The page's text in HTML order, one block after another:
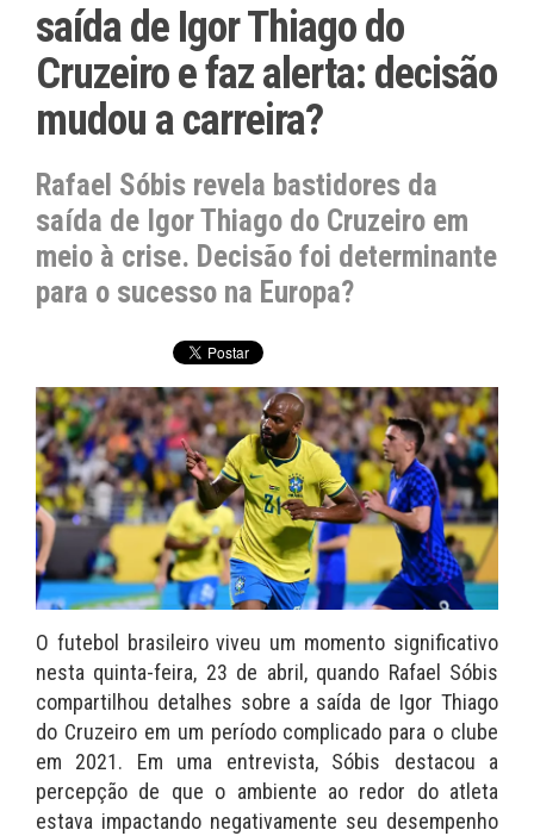
saída de Igor Thiago do
Cruzeiro e faz alerta: decisão
mudou a carreira?
Rafael Sóbis revela bastidores da
saída de Igor Thiago do Cruzeiro em
meio à crise. Decisão foi determinante
para o sucesso na Europa?
O futebol brasileiro viveu um momento significativo
nesta quinta-feira, 23 de abril, quando Rafael Sóbis
compartilhou detalhes sobre a saída de Igor Thiago
do Cruzeiro em um período complicado para o clube
em 2021. Em uma entrevista, Sóbis destacou a
percepção de que o ambiente ao redor do atleta
estava impactando negativamente seu desempenho